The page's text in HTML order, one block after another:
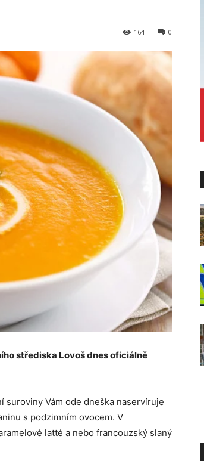
0
164
střediska Lovoš dnes oficiálně
suroviny Vám ode dneška naservíruje
s podzimním ovocem. V
latté a nebo francouzský slaný